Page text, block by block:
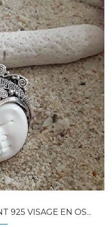
panier
RAPIDE
925 VISAGE EN OS...